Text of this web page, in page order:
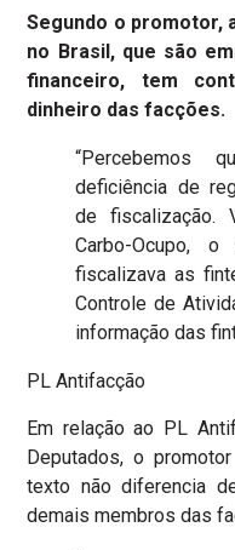
Segundo o promotor,
no Brasil, que são
financeiro, tem
dinheiro das facções.
“Percebemos
deficiência de
de fiscalização.
Carbo-Ocupo,
fiscalizava as
Controle de
informação das
PL Antifacção
Em relação ao PL
Deputados, o
texto não diferencia
demais membros das